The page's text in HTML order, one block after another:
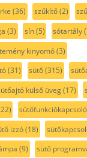
(36) szűkítő(2)
(3) sín(5) sótartály
kinyomó(3)
(31) sütő(315)
külső üveg(17)
sütőfunkciókapcsoló
izzó(18)
(9) sütő